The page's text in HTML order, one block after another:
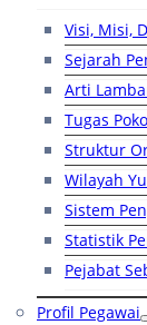
Visi, Misi,
Sejarah
Arti
Tugas
Struktur
Wilayah
Sistem
Statistik
Pejabat
Profil Pegawai